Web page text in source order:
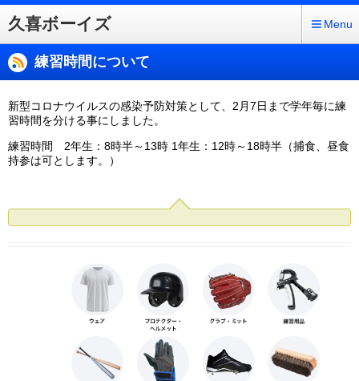
久喜ボーイズ Menu
練習時間について
新型コロナウイルスの感染予防対策として、2月7日まで学年毎に練
習時間を分ける事にしました。
練習時間 2年生：8時半～13時 1年生：12時～18時半（捕食、昼食
持参は可とします。）